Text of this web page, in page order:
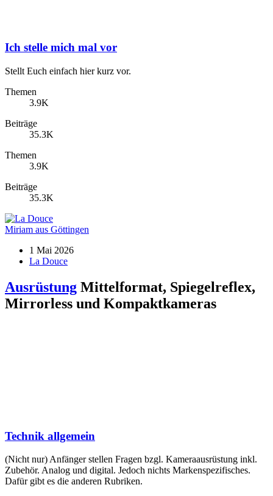
Ich stelle mich mal vor
Stellt Euch einfach hier kurz vor.
Themen
3.9K
Beiträge
35.3K
Themen
3.9K
Beiträge
35.3K
Miriam aus Göttingen
1 Mai 2026
La Douce
Ausrüstung Mittelformat, Spiegelreflex,
Mirrorless und Kompaktkameras
Technik allgemein
(Nicht nur) Anfänger stellen Fragen bzgl. Kameraausrüstung inkl.
Zubehör. Analog und digital. Jedoch nichts Markenspezifisches.
Dafür gibt es die anderen Rubriken.